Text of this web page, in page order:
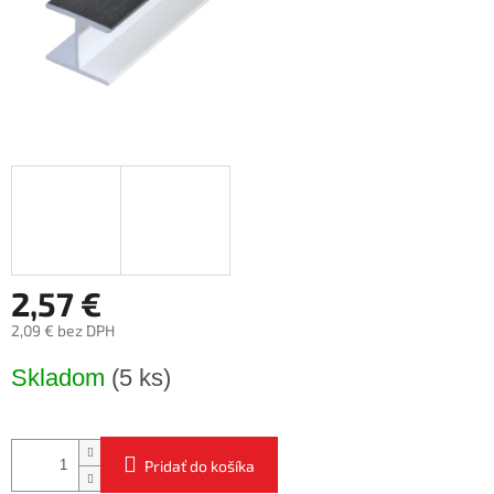
2,57 €
2,09 € bez DPH
cena:
Skladom (5 ks)
Pridať do košíka